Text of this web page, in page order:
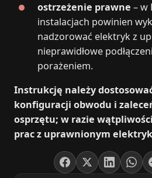
ostrzeżenie prawne – w
instalacjach powinien
nadzorować elektryk z
nieprawidłowe
porażeniem.
Instrukcję należy
konfiguracji obwodu i
osprzętu; w razie
prac z uprawnionym